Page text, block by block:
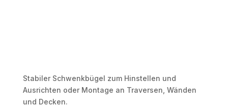
Stabiler Schwenkbügel zum Hinstellen und
Ausrichten oder Montage an Traversen, Wänden
und Decken.